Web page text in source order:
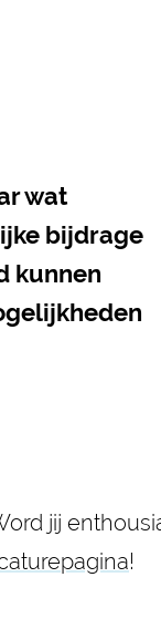
wat
bijdrage
kunnen
jij
!